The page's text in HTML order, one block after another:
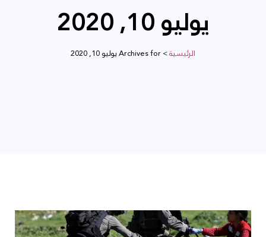
يوليو 10, 2020
الرئيسية>Archives for يوليو 10, 2020